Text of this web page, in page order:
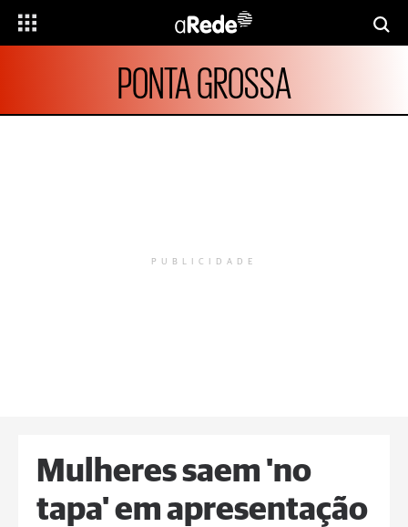
PONTA GROSSA
PUBLICIDADE
Mulheres saem 'no
tapa' em apresentação